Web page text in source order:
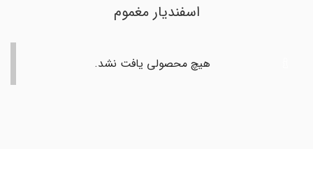
اسفندیار مغموم
هیچ محصولی یافت نشد.